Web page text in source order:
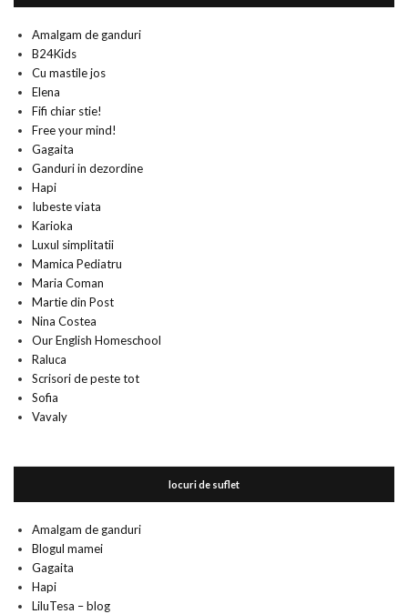
Amalgam de ganduri
B24Kids
Cu mastile jos
Elena
Fifi chiar stie!
Free your mind!
Gagaita
Ganduri in dezordine
Hapi
Iubeste viata
Karioka
Luxul simplitatii
Mamica Pediatru
Maria Coman
Martie din Post
Nina Costea
Our English Homeschool
Raluca
Scrisori de peste tot
Sofia
Vavaly
locuri de suflet
Amalgam de ganduri
Blogul mamei
Gagaita
Hapi
LiluTesa – blog